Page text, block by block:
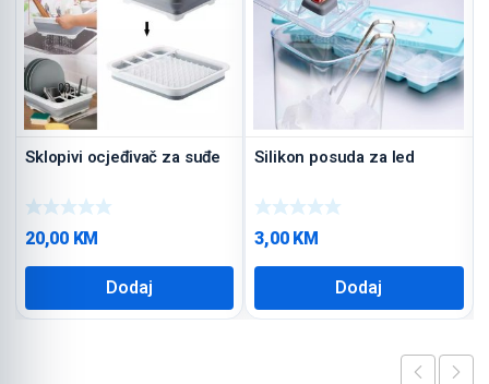
Sklopivi ocjeđivač za suđe
20,00 KM
Dodaj
Silikon posuda za led
3,00KM
Dodaj